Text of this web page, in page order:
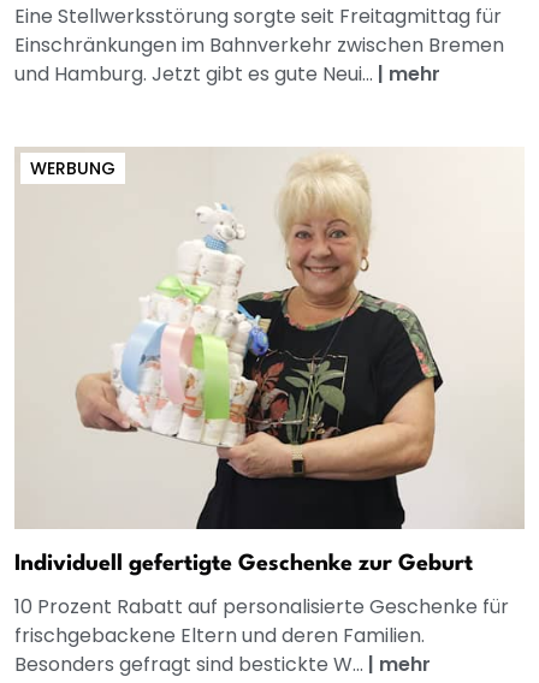
Eine Stellwerksstörung sorgte seit Freitagmittag für
Einschränkungen im Bahnverkehr zwischen Bremen
und Hamburg. Jetzt gibt es gute Neui... | mehr
WERBUNG
Individuell gefertigte Geschenke zur Geburt
10 Prozent Rabatt auf personalisierte Geschenke für
frischgebackene Eltern und deren Familien.
Besonders gefragt sind bestickte W... | mehr